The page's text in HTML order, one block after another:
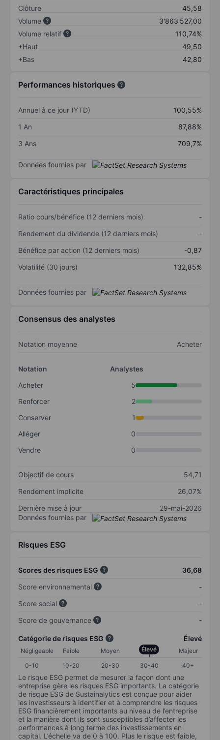
Clôture
45,58
Volume
3'863'527,00
Volume relatif
110,74%
+Haut
49,50
+Bas
42,80
Performances historiques
Annuel à ce jour (YTD)
100,55%
1 An
87,88%
3 Ans
709,7%
Données fournies par
Caractéristiques principales
Ratio cours/bénéfice (12 derniers mois)
-
Rendement du dividende (12 derniers mois)
-
Bénéfice par action (12 derniers mois)
-0,87
Volatilité (30 jours)
132,85%
Données fournies par
Consensus des analystes
Notation moyenne Acheter
Notation
Analystes
Acheter
5
Renforcer
2
Conserver
1
Alléger
0
Vendre
0
Objectif de cours
54,71
Rendement implicite
26,07%
Dernière mise à jour
29-mai-2026
Données fournies par
Risques ESG
Scores des risques ESG
36,68
Score environnemental
-
Score social
-
Score de gouvernance
-
Catégorie de risques ESG Élevé
Négligeable Faible Moyen Élevé
Majeur
0-10
10-20 20-30 30-40 40+
Le risque ESG permet de mesurer la façon dont une
entreprise gère les risques ESG importants. La catégorie
de risque ESG de Sustainalytics est conçue pour aider
les investisseurs à identifier et à comprendre les risques
ESG financièrement importants au niveau de l’entreprise
et la manière dont ils sont susceptibles d’affecter les
performances à long terme des investissements en
capital. L’échelle va de 0 à 100. Plus le risque est faible,